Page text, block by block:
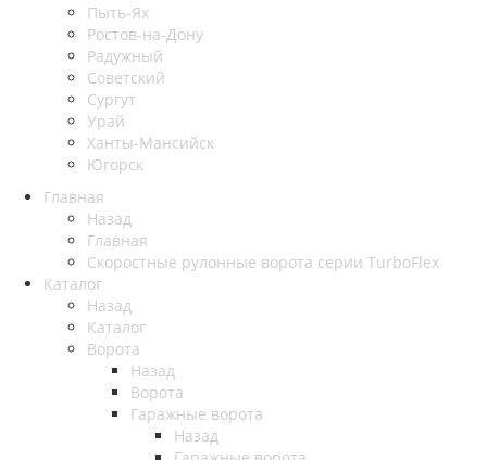
Пыть-Ях
Рoстов-на-Дону
Радужный
Советский
Сургут
Урай
Ханты-Мансийск
Югорск
Главная
Назад
Главная
Скоростные рулонные ворота серии TurboFlex
Каталог
Назад
Каталог
Ворота
Назад
Ворота
Гаражные ворота
Назад